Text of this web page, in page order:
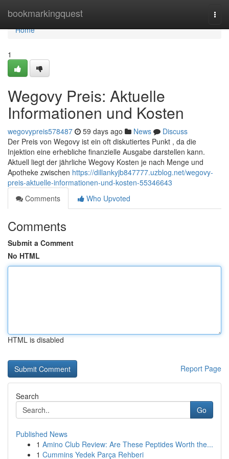
bookmarkingquest
Home
Home
1
Wegovy Preis: Aktuelle
Informationen und Kosten
wegovypreis578487 59 days ago News
Discuss
Der Preis von Wegovy ist ein oft diskutiertes Punkt , da die
Injektion eine erhebliche finanzielle Ausgabe darstellen kann.
Aktuell liegt der jährliche Wegovy Kosten je nach Menge und
Apotheke zwischen https://dillankyjb847777.uzblog.net/wegovy-
preis-aktuelle-informationen-und-kosten-55346643
Comments
Who Upvoted
Comments
Submit a Comment
No HTML
HTML is disabled
Report Page
Search
Go
Published News
1 Amino Club Review: Are These Peptides Worth the...
1 Cummins Yedek Parça Rehberi